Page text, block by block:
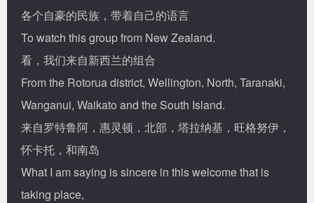
各个自豪的民族，带着自己的语言
To watch this group from New Zealand.
看，我们来自新西兰的组合
From the Rotorua district, Wellington, North, Taranaki,
Wanganui, Waikato and the South Island.
来自罗特鲁阿，惠灵顿，北部，塔拉纳基，旺格努伊，
怀卡托，和南岛
What I am saying is sincere in this welcome that is
taking place,